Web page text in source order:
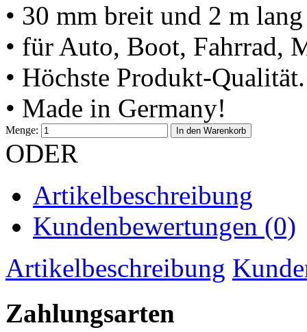
• 30 mm breit und 2 m lang
• für Auto, Boot, Fahrrad,
• Höchste Produkt-Qualität.
• Made in Germany!
Menge: In den Warenkorb
ODER
Artikelbeschreibung
Kundenbewertungen (0)
Artikelbeschreibung
Zahlungsarten